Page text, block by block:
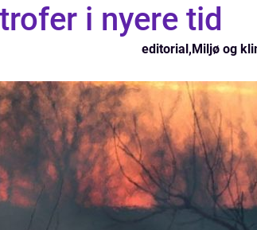
i nyere tid
editorial,Miljø og